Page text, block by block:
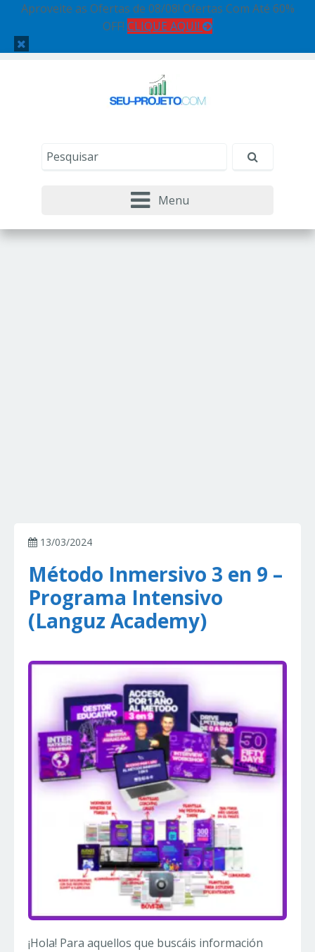
Aproveite as Ofertas de 08/08! Ofertas Com Até 60%
OFF! CLIQUE AQUI!
Menu
13/03/2024
Método Inmersivo 3 en 9 –
Programa Intensivo
(Languz Academy)
¡Hola! Para aquellos que buscáis información